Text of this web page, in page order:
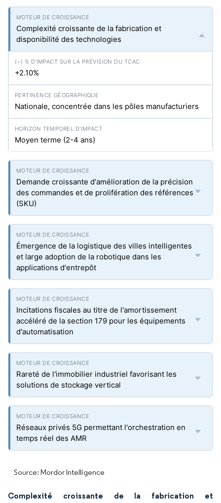
Complexité croissante de la fabrication et
disponibilité des technologies
+2.10%
Nationale, concentrée dans les pôles manufacturiers
Moyen terme (2-4 ans)
Demande croissante d'amélioration de la précision
des commandes et de prolifération des références
(SKU)
Émergence de la logistique des villes intelligentes
et large adoption de la robotique dans les
applications d'entrepôt
Incitations fiscales au titre de l'amortissement
accéléré de la section 179 pour les équipements
d'automatisation
Rareté de l'immobilier industriel favorisant les
solutions de stockage vertical
Réseaux privés 5G permettant l'orchestration en
temps réel des AMR
Source: Mordor Intelligence
Complexité croissante de la fabrication et